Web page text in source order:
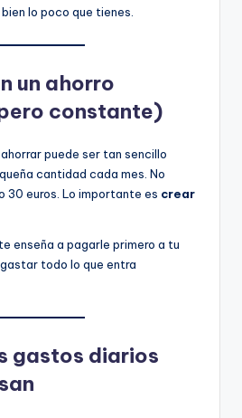
lo poco que tienes.
un ahorro
constante)
puede ser tan sencillo
cantidad cada mes. No
30 euros. Lo importante es crear
enseña a pagarle primero a tu
todo lo que entra
gastos diarios